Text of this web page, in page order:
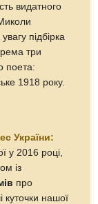
видатного
підбірка
три
поета:
1918 року.
України:
у 2016 році,
із
про
куточки нашої